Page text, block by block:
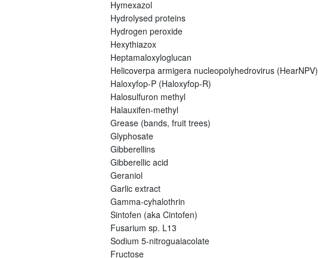
Hymexazol
Hydrolysed proteins
Hydrogen peroxide
Hexythiazox
Heptamaloxyloglucan
Helicoverpa armigera nucleopolyhedrovirus (HearNPV)
Haloxyfop-P (Haloxyfop-R)
Halosulfuron methyl
Halauxifen-methyl
Grease (bands, fruit trees)
Glyphosate
Gibberellins
Gibberellic acid
Geraniol
Garlic extract
Gamma-cyhalothrin
Sintofen (aka Cintofen)
Fusarium sp. L13
Sodium 5-nitroguaiacolate
Fructose